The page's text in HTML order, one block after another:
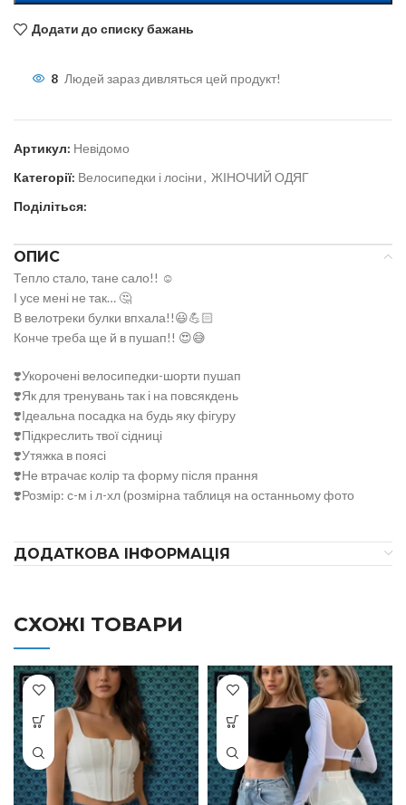
Додати до списку бажань
8 Людей зараз дивляться цей продукт!
Артикул: Невідомо
Категорії: Велосипедки і лосіни, ЖІНОЧИЙ ОДЯГ
Поділіться:
ОПИС
Тепло стало, тане сало!! ☺️
І усе мені не так… 🤔
В велотреки булки впхала!!😃💪🏻
Конче треба ще й в пушап!! 😍😅
❣️Укорочені велосипедки-шорти пушап
❣️Як для тренувань так і на повсякдень
❣️Ідеальна посадка на будь яку фігуру
❣️Підкреслить твої сідниці
❣️Утяжка в поясі
❣️Не втрачає колір та форму після прання
❣️Розмір: с-м і л-хл (розмірна таблиця на останньому фото
ДОДАТКОВА ІНФОРМАЦІЯ
СХОЖІ ТОВАРИ